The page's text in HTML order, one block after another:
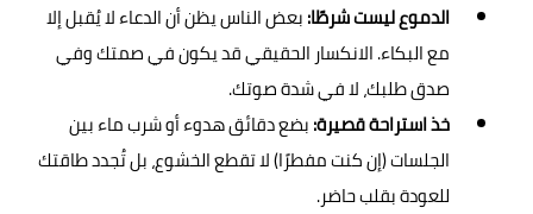
الدموع ليست شرطًا:بعض الناس يظن أن الدعاء لا يُقبل إلا
مع البكاء. الانكسار الحقيقي قد يكون في صمتك وفي
صدق طلبك، لا في شدة صوتك.
خذ استراحة قصيرة:بضع دقائق هدوء أو شرب ماء بين
الجلسات (إن كنت مفطرًا) لا تقطع الخشوع، بل تُجدد طاقتك
للعودة بقلب حاضر.